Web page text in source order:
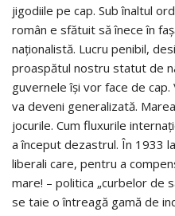
jigodiile pe cap. Sub înaltul
român e sfătuit să înece în
naționalistă. Lucru penibil,
proaspătul nostru statut de
guvernele își vor face de
va deveni generalizată.
jocurile. Cum fluxurile
a început dezastrul. În 1933
liberali care, pentru a
mare! – politica „curbelor de
se taie o întreagă gamă de